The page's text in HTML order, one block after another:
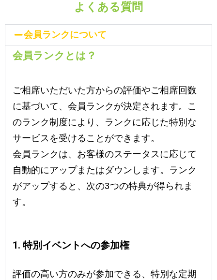
よくある質問
会員ランクについて
会員ランクとは？
ご相席いただいた方からの評価やご相席回数
に基づいて、会員ランクが決定されます。こ
のランク制度により、ランクに応じた特別な
サービスを受けることができます。
会員ランクは、お客様のステータスに応じて
自動的にアップまたはダウンします。ランク
がアップすると、次の3つの特典が得られま
す。
1. 特別イベントへの参加権
評価の高い方のみが参加できる、特別な定期